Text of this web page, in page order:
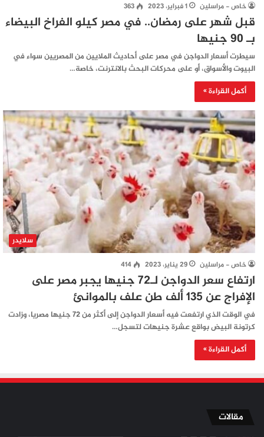
خاص - مراسلين 1 فبراير، 2023 363
قبل شهر على رمضان.. في مصر كيلو الفراخ البيضاء
بـ 90 جنيها
سيطرت أسعار الدواجن في مصر على أحاديث الملايين من المصريين سواء في
البيوت والأسواق، أو على محركات البحث بالانترنت، خاصة…
أكمل القراءة »
سلايدر
خاص - مراسلين 29 يناير، 2023 414
ارتفاع سعر الدواجن لـ72 جنيها يجبر مصر على
الإفراج عن 135 ألف طن علف بالموانئ
في الوقت الذي ارتفعت فيه أسعار الدواجن إلى أكثر من 72 جنيها مصريا، وزادت
كرتونة البيض بواقع عشرة جنيهات لتسجل…
أكمل القراءة »
مقالات